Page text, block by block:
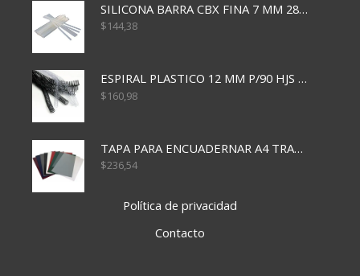
SILICONA BARRA CBX FINA 7 MM 28 CM
$144,38
ESPIRAL PLASTICO 12 MM P/90 HJS X50X1500
$160,98
TAPA PARA ENCUADERNAR A4 TRANSP x50x500
$236,54
Política de privacidad
Contacto